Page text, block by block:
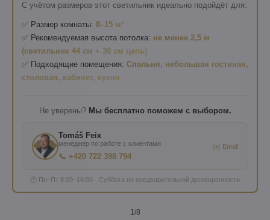
С учётом размеров этот светильник идеально подойдёт для:
✅ Размер комнаты: 8–15 м²
✅ Рекомендуемая высота потолка: не менее 2,5 м
(светильник 44 см + 30 см цепь)
✅ Подходящие помещения: Спальня, небольшая гостиная,
столовая, кабинет, кухня
Не уверены? Мы бесплатно поможем с выбором.
Tomáš Feix
менеджер по работе с клиентами
📞 +420 722 398 794
✉️ Email
🕐 Пн–Пт 8:00–16:00 · Суббота по предварительной договоренности
1/8